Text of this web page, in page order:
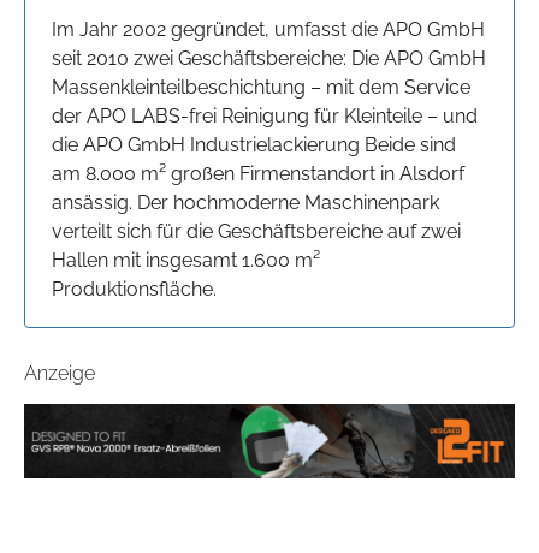
Im Jahr 2002 gegründet, umfasst die APO GmbH
seit 2010 zwei Geschäftsbereiche: Die APO GmbH
Massenkleinteilbeschichtung – mit dem Service
der APO LABS-frei Reinigung für Kleinteile – und
die APO GmbH Industrielackierung Beide sind
am 8.000 m² großen Firmenstandort in Alsdorf
ansässig. Der hochmoderne Maschinenpark
verteilt sich für die Geschäftsbereiche auf zwei
Hallen mit insgesamt 1.600 m²
Produktionsfläche.
Anzeige